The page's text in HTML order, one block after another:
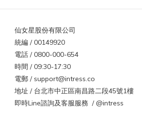
仙女星股份有限公司
統編 / 00149920
電話 / 0800-000-654
時間 / 09:30-17:30
電郵 / support@intress.co
地址 / 台北市中正區南昌路二段45號1樓
即時Line諮詢及客服服務 / @intress